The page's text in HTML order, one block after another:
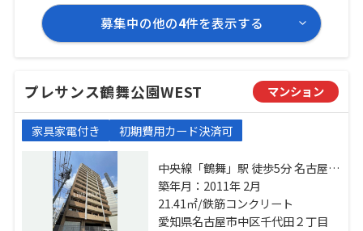
募集中の他の4件を表示する
プレサンス鶴舞公園WEST マンション
家具家電付き 初期費用カード決済可
中央線「鶴舞」駅 徒歩5分 名古屋市
営鶴舞線「鶴舞」駅 徒歩5分 名古屋
市営名城線「上前津」駅 徒歩9分
築年月：2011年 2月
21.41㎡/鉄筋コンクリート
愛知県名古屋市中区千代田２丁目